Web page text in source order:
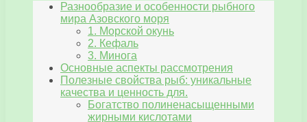
Разнообразие и особенности рыбного
мира Азовского моря
1. Морской окунь
2. Кефаль
3. Минога
Основные аспекты рассмотрения
Полезные свойства рыб: уникальные
качества и ценность для.
Богатство полиненасыщенными
жирными кислотами